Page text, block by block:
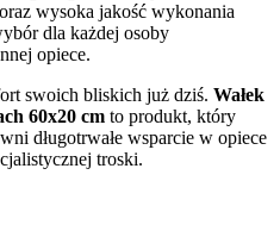
wysoka jakość wykonania
dla każdej osoby
opiece.
swoich bliskich już dziś. Wałek
60x20 cm to produkt, który
długotrwałe wsparcie w opiece
troski.